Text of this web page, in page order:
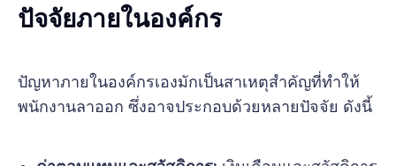
ปัจจัยภายในองค์กร
ปัญหาภายในองค์กรเองมักเป็นสาเหตุสำคัญที่ทำให้
พนักงานลาออก ซึ่งอาจประกอบด้วยหลายปัจจัย ดังนี้